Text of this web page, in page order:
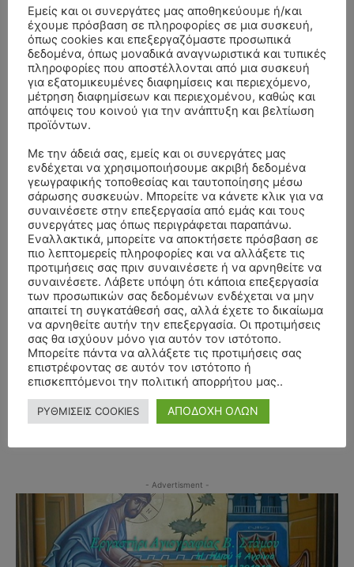
- Advertisment -
- Advertisment -
Εμείς και οι συνεργάτες μας αποθηκεύουμε ή/και
έχουμε πρόσβαση σε πληροφορίες σε μια συσκευή,
όπως cookies και επεξεργαζόμαστε προσωπικά
δεδομένα, όπως μοναδικά αναγνωριστικά και τυπικές
πληροφορίες που αποστέλλονται από μια συσκευή
για εξατομικευμένες διαφημίσεις και περιεχόμενο,
μέτρηση διαφημίσεων και περιεχομένου, καθώς και
απόψεις του κοινού για την ανάπτυξη και βελτίωση
προϊόντων.
Με την άδειά σας, εμείς και οι συνεργάτες μας
ενδέχεται να χρησιμοποιήσουμε ακριβή δεδομένα
γεωγραφικής τοποθεσίας και ταυτοποίησης μέσω
σάρωσης συσκευών. Μπορείτε να κάνετε κλικ για να
συναινέσετε στην επεξεργασία από εμάς και τους
συνεργάτες μας όπως περιγράφεται παραπάνω.
Εναλλακτικά, μπορείτε να αποκτήσετε πρόσβαση σε
πιο λεπτομερείς πληροφορίες και να αλλάξετε τις
προτιμήσεις σας πριν συναινέσετε ή να αρνηθείτε να
συναινέσετε. Λάβετε υπόψη ότι κάποια επεξεργασία
των προσωπικών σας δεδομένων ενδέχεται να μην
απαιτεί τη συγκατάθεσή σας, αλλά έχετε το δικαίωμα
να αρνηθείτε αυτήν την επεξεργασία. Οι προτιμήσεις
σας θα ισχύουν μόνο για αυτόν τον ιστότοπο.
Μπορείτε πάντα να αλλάξετε τις προτιμήσεις σας
επιστρέφοντας σε αυτόν τον ιστότοπο ή
επισκεπτόμενοι την πολιτική απορρήτου μας..
ΡΥΘΜΙΣΕΙΣ COOKIES ΑΠΟΔΟΧΗ ΟΛΩΝ